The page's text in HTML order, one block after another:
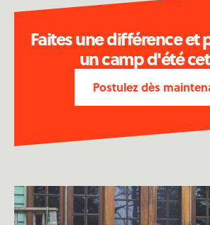
Faites une différence et
un camp d'été
Postulez dès